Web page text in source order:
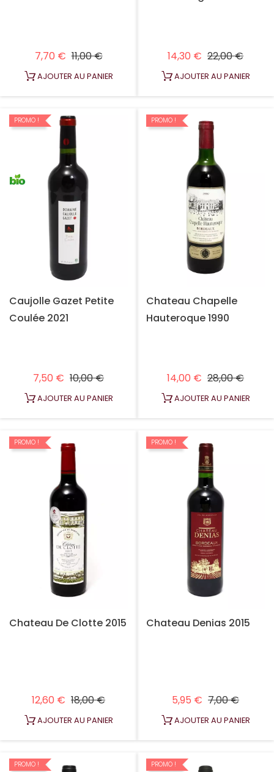
7,70 € Prix habituel
11,00 €Prix
AJOUTER AU PANIER
14,30 € Prix habituel
22,00 €Prix
AJOUTER AU PANIER
PROMO !
Caujolle Gazet Petite
Coulée 2021
7,50 € Prix habituel
10,00 €Prix
AJOUTER AU PANIER
PROMO !
Chateau Chapelle
Hauteroque 1990
14,00 € Prix habituel
28,00 €Prix
AJOUTER AU PANIER
PROMO !
Chateau De Clotte 2015
12,60 € Prix habituel
18,00 €Prix
AJOUTER AU PANIER
PROMO !
Chateau Denias 2015
5,95 € Prix habituel
7,00 €Prix
AJOUTER AU PANIER
PROMO ! PROMO !